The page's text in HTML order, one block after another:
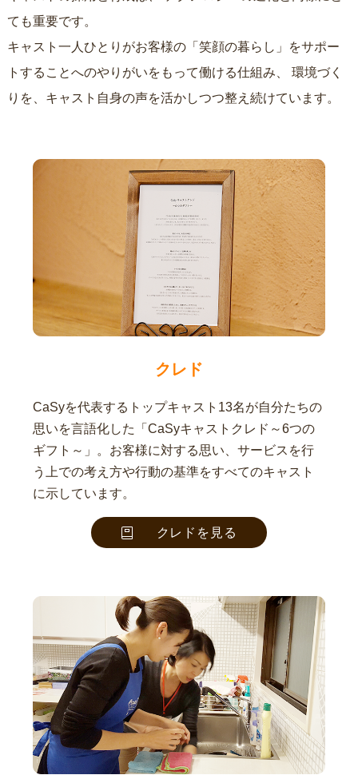
ても重要です。
キャスト一人ひとりがお客様の「笑顔の暮らし」をサポー
トすることへのやりがいをもって働ける仕組み、
りを、キャスト自身の声を活かしつつ整え続けています。
クレド
CaSyを代表するトップキャスト13名が自分たちの
思いを言語化した「CaSyキャストクレド～6つの
ギフト～」。お客様に対する思い、サービスを行
う上での考え方や行動の基準をすべてのキャスト
に示しています。
クレドを見る